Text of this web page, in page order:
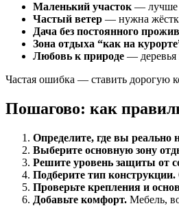
Маленький участок — лучше
Частый ветер — нужна
Дача без постоянного
Зона отдыха “как на
Любовь к природе — деревья
Частая ошибка — ставить дорогую
Пошагово: как
Определите, где вы реально
Выберите основную зону
Решите уровень защиты от
Подберите тип конструкции.
Проверьте крепления и
Добавьте комфорт. Мебель,